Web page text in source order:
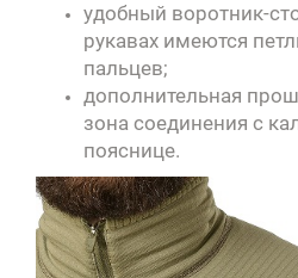
удобный воротник-
рукавах имеются
пальцев;
дополнительная
зона соединения с
пояснице.